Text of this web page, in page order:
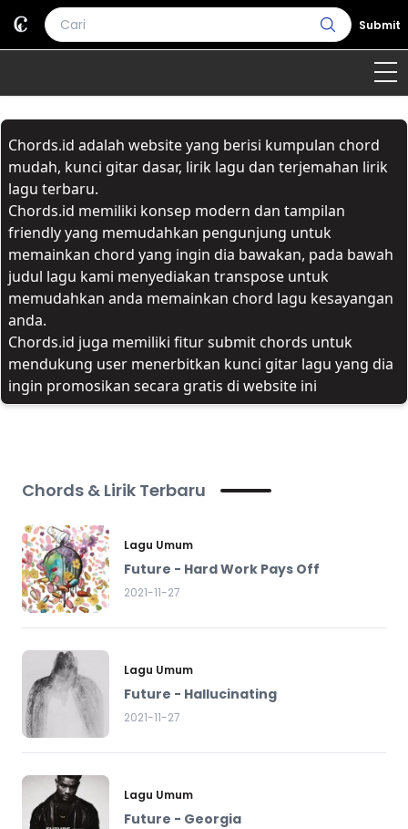
Submit
Home
Genre Country Bahasa Daerah
Lagu Umum
Terjemahan
Daftar Isi
Chords.id adalah website yang berisi kumpulan chord
mudah, kunci gitar dasar, lirik lagu dan terjemahan lirik
lagu terbaru.
Chords.id memiliki konsep modern dan tampilan
friendly yang memudahkan pengunjung untuk
memainkan chord yang ingin dia bawakan, pada bawah
judul lagu kami menyediakan transpose untuk
memudahkan anda memainkan chord lagu kesayangan
anda.
Chords.id juga memiliki fitur submit chords untuk
mendukung user menerbitkan kunci gitar lagu yang dia
ingin promosikan secara gratis di website ini
Chords & Lirik Terbaru
Lagu Umum
Future - Hard Work Pays Off
2021-11-27
Lagu Umum
Future - Hallucinating
2021-11-27
Lagu Umum
Future - Georgia